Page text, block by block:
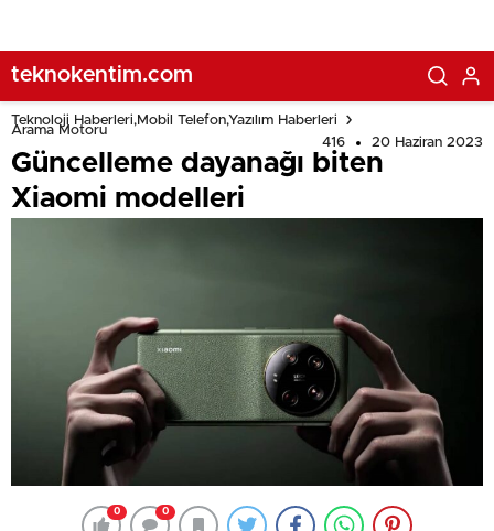
teknokentim.com
Teknoloji Haberleri,Mobil Telefon,Yazılım Haberleri
Arama Motoru
416
20 Haziran 2023
Güncelleme dayanağı biten
Xiaomi modelleri
0 0